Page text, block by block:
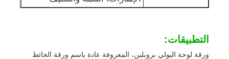
التطبيقات:
ورقة لوحة البولي بروبلين، المعروفة عادة باسم ورقة الحائط